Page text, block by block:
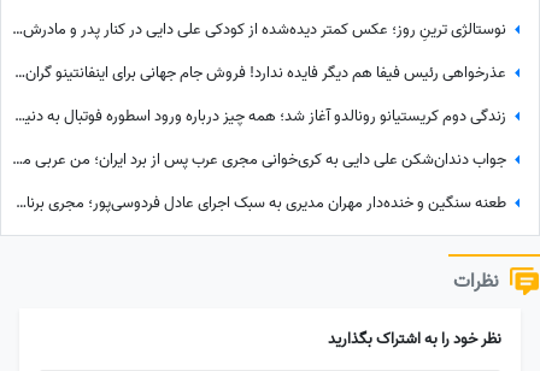
نوستالژی ترینِ روز؛ عکس کمتر دیده‌شده از کودکی علی دایی در کنار پدر و مادرش؛ سفری که خاطره شد
عذرخواهی رئیس فیفا هم دیگر فایده ندارد! فروش جام جهانی برای اینفانتینو گران تمام شد
زندگی دوم کریستیانو رونالدو آغاز شد؛ همه چیز درباره ورود اسطوره فوتبال به دنیای سینما
جواب دندان‌شکن علی دایی به کری‌خوانی مجری عرب پس از برد ایران؛ من عربی میفهمم / سلطان فوتبال هیچ وقت کم نمیاره + فیلم
طعنه سنگین و خنده‌دار مهران مدیری به سبک اجرای عادل فردوسی‌پور؛ مجری برنامه 360 چه واکنش نشان داد؟
نظرات
نظر خود را به اشتراک بگذارید